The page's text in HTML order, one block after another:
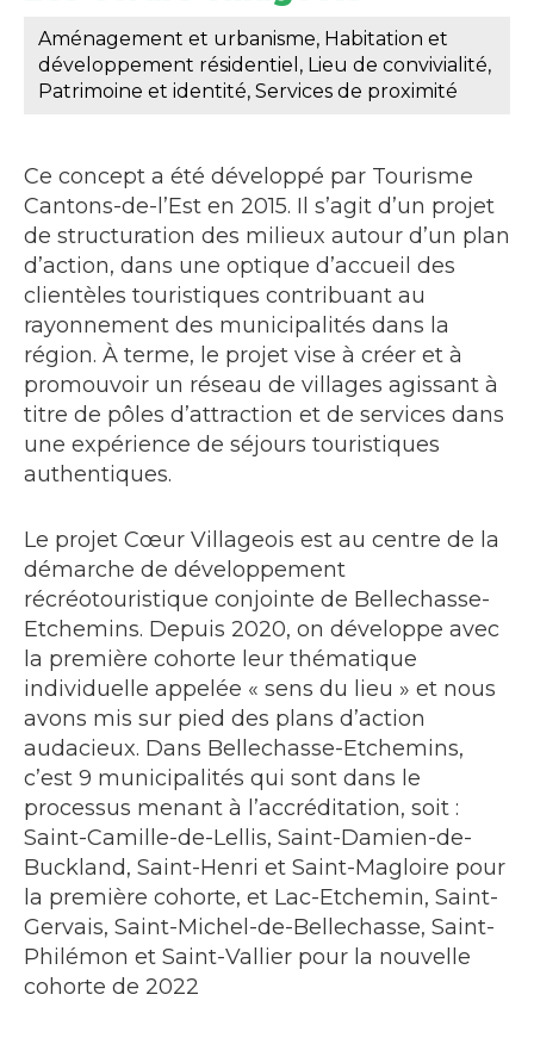
Aménagement et urbanisme, Habitation et
développement résidentiel, Lieu de convivialité,
Patrimoine et identité, Services de proximité
Ce concept a été développé par Tourisme
Cantons-de-l’Est en 2015. Il s’agit d’un projet
de structuration des milieux autour d’un plan
d’action, dans une optique d’accueil des
clientèles touristiques contribuant au
rayonnement des municipalités dans la
région. À terme, le projet vise à créer et à
promouvoir un réseau de villages agissant à
titre de pôles d’attraction et de services dans
une expérience de séjours touristiques
authentiques.
Le projet Cœur Villageois est au centre de la
démarche de développement
récréotouristique conjointe de Bellechasse-
Etchemins. Depuis 2020, on développe avec
la première cohorte leur thématique
individuelle appelée « sens du lieu » et nous
avons mis sur pied des plans d’action
audacieux. Dans Bellechasse-Etchemins,
c’est 9 municipalités qui sont dans le
processus menant à l’accréditation, soit :
Saint-Camille-de-Lellis, Saint-Damien-de-
Buckland, Saint-Henri et Saint-Magloire pour
la première cohorte, et Lac-Etchemin, Saint-
Gervais, Saint-Michel-de-Bellechasse, Saint-
Philémon et Saint-Vallier pour la nouvelle
cohorte de 2022